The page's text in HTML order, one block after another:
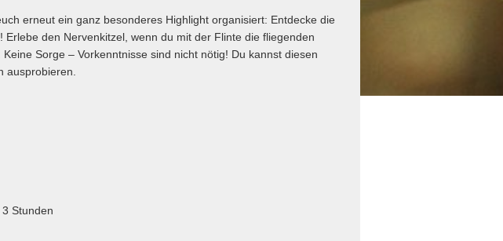
erneut ein ganz besonderes Highlight organisiert: Entdecke die
Erlebe den Nervenkitzel, wenn du mit der Flinte die fliegenden
Sorge – Vorkenntnisse sind nicht nötig! Du kannst diesen
ausprobieren.
Stunden